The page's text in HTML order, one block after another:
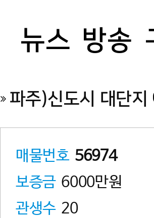
뉴스 방송
파주)신도시 대단
매물번호 56974
보증금 6000만원
관생수 20